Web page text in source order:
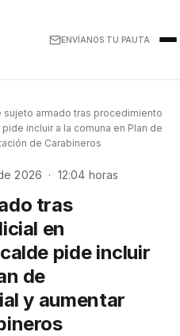
ENVÍANOS TU PAUTA
sujeto armado tras procedimiento
incluir a la comuna en Plan de
de Carabineros
2026 · 12:04 horas
tras
en
pide incluir
de
y aumentar